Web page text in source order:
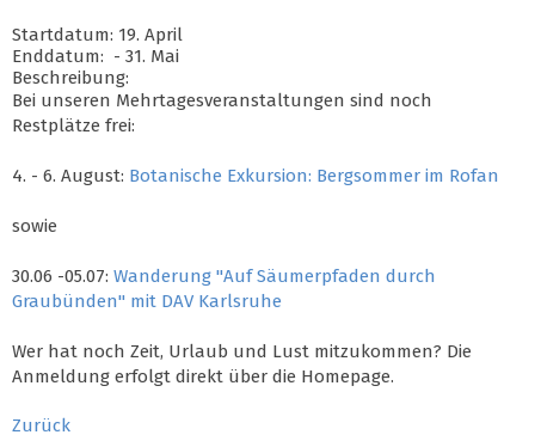
Startdatum: 19. April
Enddatum: - 31. Mai
Beschreibung:
Bei unseren Mehrtagesveranstaltungen sind noch
Restplätze frei:
4. - 6. August: Botanische Exkursion: Bergsommer im Rofan
sowie
30.06 -05.07: Wanderung "Auf Säumerpfaden durch
Graubünden" mit DAV Karlsruhe
Wer hat noch Zeit, Urlaub und Lust mitzukommen? Die
Anmeldung erfolgt direkt über die Homepage.
Zurück